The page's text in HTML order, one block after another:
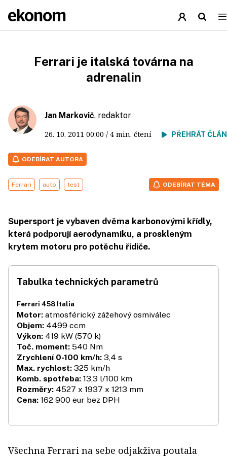
Ferrari je italská továrna na
adrenalin
Jan Markovič, redaktor
26. 10. 2011 00:00 / 4 min. čtení PŘEHRÁT
ODEBÍRAT AUTORA
Ferrari auto test ODEBÍRAT TÉMA
Supersport je vybaven dvěma karbonovými křídly,
která podporují aerodynamiku, a proskleným
krytem motoru pro potěchu řidiče.
Tabulka technických parametrů
Ferrari 458 Italia
Motor: atmosférický zážehový osmiválec
Objem: 4499 ccm
Výkon: 419 kW (570 k)
Toč. moment: 540 Nm
Zrychlení 0-100 km/h: 3,4 s
Max. rychlost: 325 km/h
Komb. spotřeba: 13,3 l/100 km
Rozměry: 4527 x 1937 x 1213 mm
Cena: 162 900 eur bez DPH
Všechna Ferrari na sebe odjakživa poutala